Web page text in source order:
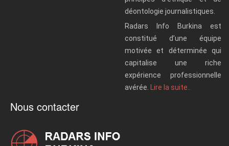
déontologie journalistiques.
Radars Info Burkina est
constitué d’une équipe
motivée et déterminée qui
capitalise une riche
expérience professionnelle
avérée.
Lire la suite..
Nous contacter